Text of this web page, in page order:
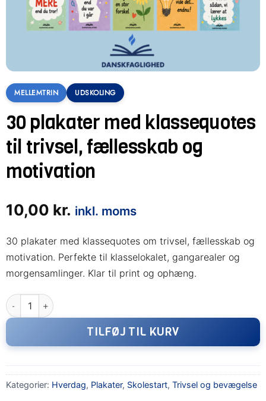
MELLEMTRIN UDSKOLING
30 plakater med klassequotes
til trivsel, fællesskab og
motivation
10,00 kr. inkl. moms
30 plakater med klassequotes om trivsel, fællesskab og
motivation. Perfekte til klasselokalet, gangarealer og
morgensamlinger. Klar til print og ophæng.
30 plakater med klassequotes til trivsel, fællesskab og
TILFØJ TIL KURV
Kategorier: Hverdag, Plakater, Skolestart, Trivsel og bevægelse